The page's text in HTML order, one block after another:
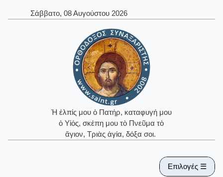
Σάββατο, 08 Αυγούστου 2026
Ἡ ἐλπίς μου ὁ Πατήρ, καταφυγή μου
ὁ Υἱός, σκέπη μου τὸ Πνεῦμα τὸ
ἅγιον, Τριὰς ἁγία, δόξα σοι.
Επιλογές ☰